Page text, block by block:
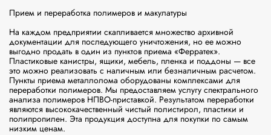
Прием и переработка полимеров и макулатуры
На каждом предприятии скапливается множество архивной
документации для последующего уничтожения, но ее можно
выгодно продать в один из пунктов приема «Ферратек».
Пластиковые канистры, ящики, мебель, пленка и поддоны — все
это можно реализовать с наличным или безналичным расчетом.
Пункты приема металлолома оборудованы комплексами для
переработки полимеров. Мы предоставляем услугу спектрального
анализа полимеров НПВО-приставкой. Результатом переработки
являются высококачественный чистый полистирол, пластики и
полипропилен. Эта продукция доступна для покупки по самым
низким ценам.